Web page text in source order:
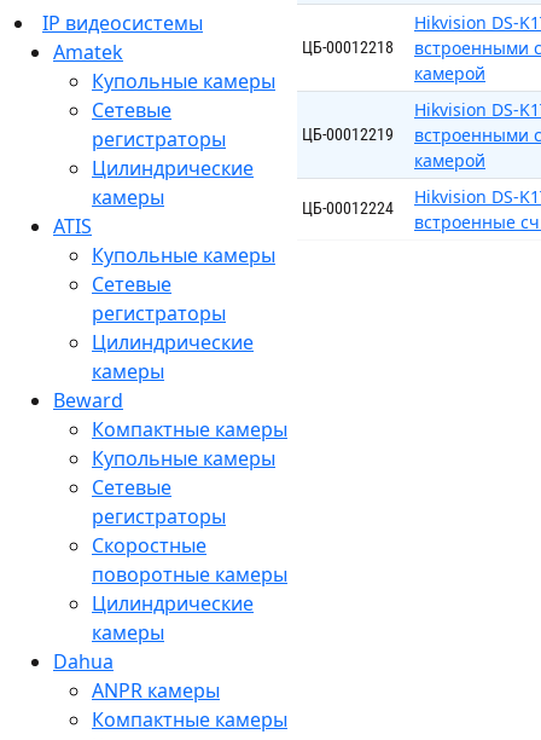
IP видеосистемы
Amatek
Купольные камеры
Сетевые
регистраторы
Цилиндрические
камеры
ATIS
Купольные камеры
Сетевые
регистраторы
Цилиндрические
камеры
Beward
Компактные камеры
Купольные камеры
Сетевые
регистраторы
Скоростные
поворотные камеры
Цилиндрические
камеры
Dahua
ANPR камеры
Компактные камеры
ЦБ-00012218
Hikvision DS-
встроенными
камерой
ЦБ-00012219
Hikvision DS-
встроенными
камерой
ЦБ-00012224
Hikvision DS-
встроенные